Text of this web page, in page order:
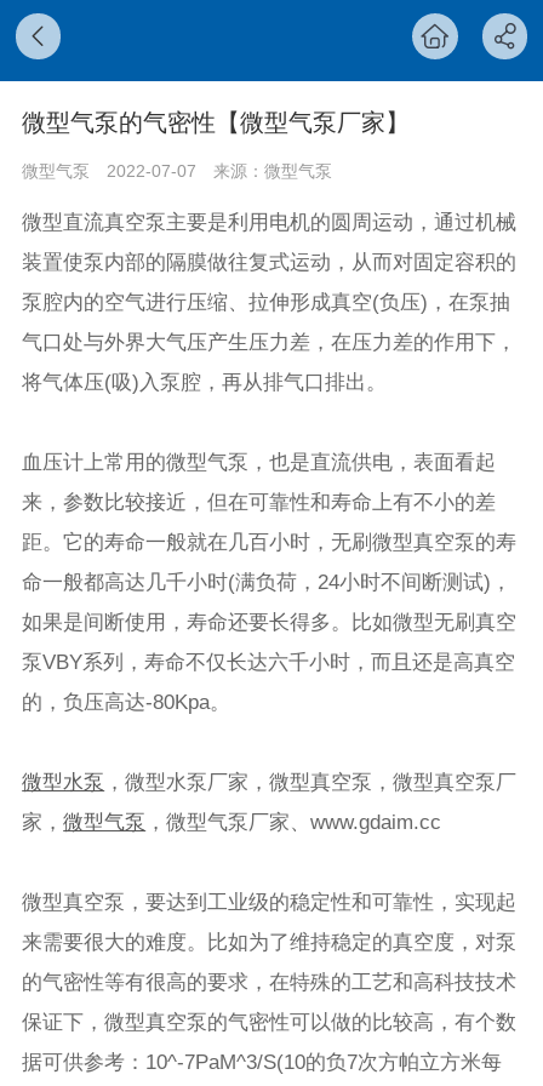
微型气泵的气密性【微型气泵厂家】
微型气泵 2022-07-07 来源：微型气泵
微型直流真空泵主要是利用电机的圆周运动，通过机械
装置使泵内部的隔膜做往复式运动，从而对固定容积的
泵腔内的空气进行压缩、拉伸形成真空(负压)，在泵抽
气口处与外界大气压产生压力差，在压力差的作用下，
将气体压(吸)入泵腔，再从排气口排出。
血压计上常用的微型气泵，也是直流供电，表面看起
来，参数比较接近，但在可靠性和寿命上有不小的差
距。它的寿命一般就在几百小时，无刷微型真空泵的寿
命一般都高达几千小时(满负荷，24小时不间断测试)，
如果是间断使用，寿命还要长得多。比如微型无刷真空
泵VBY系列，寿命不仅长达六千小时，而且还是高真空
的，负压高达-80Kpa。
微型水泵 ，微型水泵厂家，微型真空泵，微型真空泵厂
家，微型气泵 ，微型气泵厂家、www.gdaim.cc
微型真空泵，要达到工业级的稳定性和可靠性，实现起
来需要很大的难度。比如为了维持稳定的真空度，对泵
的气密性等有很高的要求，在特殊的工艺和高科技技术
保证下，微型真空泵的气密性可以做的比较高，有个数
据可供参考：10^-7PaM^3/S(10的负7次方帕立方米每